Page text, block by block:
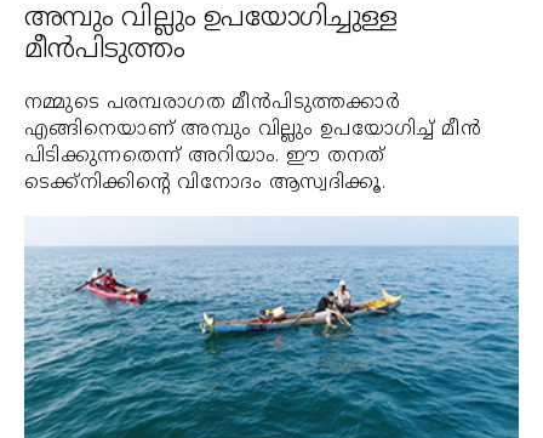
അമ്പും വില്ലും ഉപയോഗിച്ചുള്ള
മീന്‍പിടുത്തം
നമ്മുടെ പരമ്പരാഗത മീന്‍പിടുത്തക്കാര്‍
എങ്ങിനെയാണ് അമ്പും വില്ലും ഉപയോഗിച്ച് മീന്‍
പിടിക്കുന്നതെന്ന് അറിയാം. ഈ തനത്
ടെക്ക്‌നിക്കിന്റെ വിനോദം ആസ്വദിക്കൂ.